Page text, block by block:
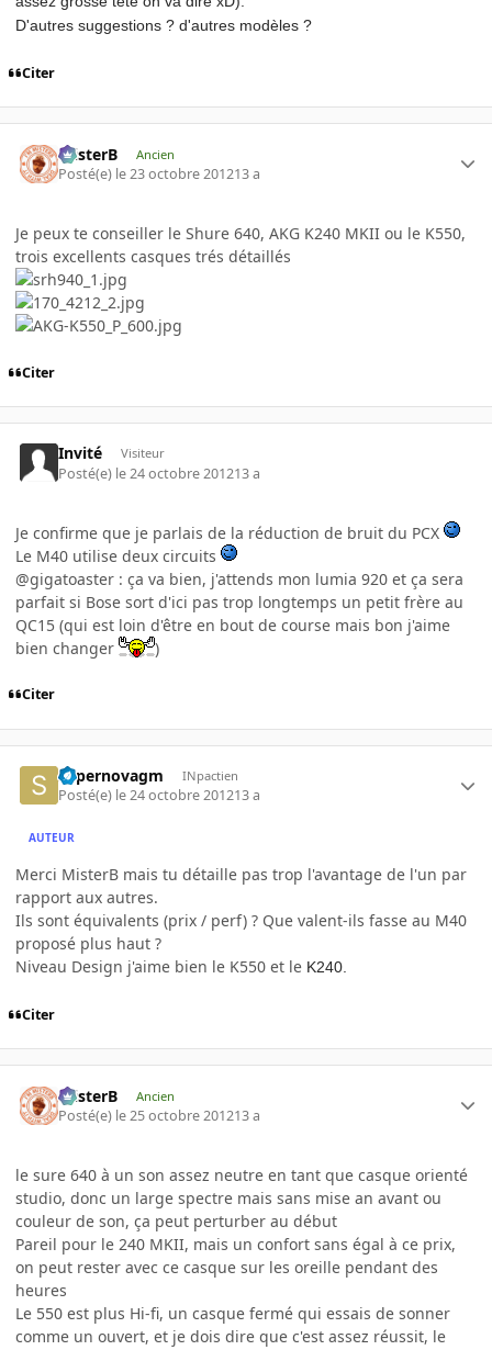
D'autres suggestions ? d'autres modèles ?
Citer
misterB Ancien
Posté(e) le 23 octobre 201213 a
Je peux te conseiller le Shure 640, AKG K240 MKII ou le K550,
trois excellents casques trés détaillés
Citer
Invité Visiteur
Posté(e) le 24 octobre 201213 a
Je confirme que je parlais de la réduction de bruit du PCX
Le M40 utilise deux circuits
@gigatoaster : ça va bien, j'attends mon lumia 920 et ça sera
parfait si Bose sort d'ici pas trop longtemps un petit frère au
QC15 (qui est loin d'être en bout de course mais bon j'aime
bien changer
)
Citer
supernovagm INpactien
Posté(e) le 24 octobre 201213 a
AUTEUR
Merci MisterB mais tu détaille pas trop l'avantage de l'un par
rapport aux autres.
Ils sont équivalents (prix / perf) ? Que valent-ils fasse au M40
proposé plus haut ?
Niveau Design j'aime bien le K550 et le K240.
Citer
misterB Ancien
Posté(e) le 25 octobre 201213 a
le sure 640 à un son assez neutre en tant que casque orienté
studio, donc un large spectre mais sans mise an avant ou
couleur de son, ça peut perturber au début
Pareil pour le 240 MKII, mais un confort sans égal à ce prix,
on peut rester avec ce casque sur les oreille pendant des
heures
Le 550 est plus Hi-fi, un casque fermé qui essais de sonner
comme un ouvert, et je dois dire que c'est assez réussit, le